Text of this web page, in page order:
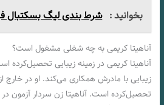
بخوانید : شرط بندی لیگ بسکتبال
آناهیتا کریمی به چه شغلی مشغول است؟
آناهیتا کریمی در زمینه زیبایی
زیبایی با مادرش همکاری می‌کند. او در خارج
تحصیل‌کرده است. آناهیتا زن سردار آزمون در